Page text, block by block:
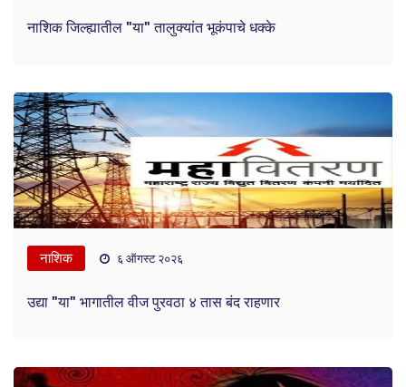
नाशिक जिल्ह्यातील "या" तालुक्यांत भूकंपाचे धक्के
नाशिक ६ ऑगस्ट २०२६
उद्या "या" भागातील वीज पुरवठा ४ तास बंद राहणार